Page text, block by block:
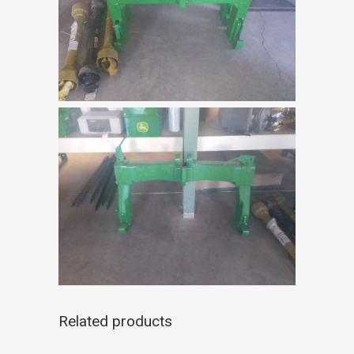
Related products